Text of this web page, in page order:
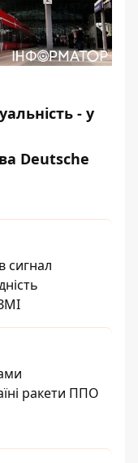
- у
Deutsche
сигнал
ракети ППО